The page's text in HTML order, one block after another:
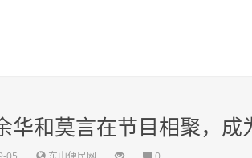
华和莫言在节目相聚，成